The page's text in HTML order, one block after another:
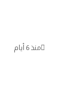
منذ 6 أيام